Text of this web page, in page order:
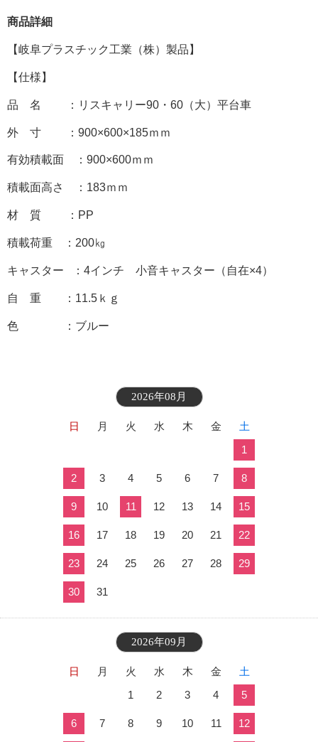
商品詳細
【岐阜プラスチック工業（株）製品】
【仕様】
品 名 ：リスキャリー90・60（大）平台車
外 寸 ：900×600×185ｍｍ
有効積載面 ：900×600ｍｍ
積載面高さ ：183ｍｍ
材 質 ：PP
積載荷重 ：200㎏
キャスター ：4インチ 小音キャスター（自在×4）
自 重 ：11.5ｋｇ
色 ：ブルー
2026年08月
日 月 火 水 木 金
土
1
2 3 4 5 6 7 8
9 10 11 12 13 14 15
16 17 18 19 20 21 22
23 24 25 26 27 28 29
30 31
2026年09月
日 月 火 水 木 金
土
1
2 3 4 5
6 7 8 9 10 11 12